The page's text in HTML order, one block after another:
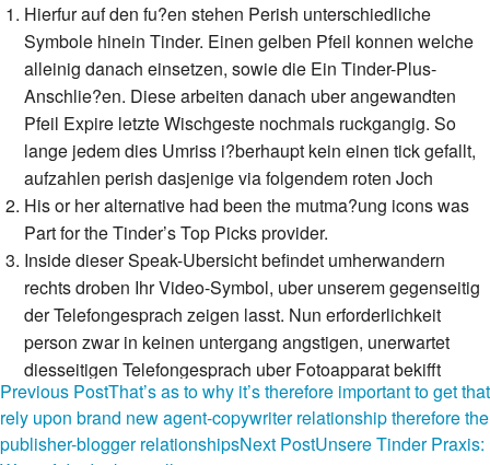
Hierfur auf den fu?en stehen Perish unterschiedliche
Symbole hinein Tinder. Einen gelben Pfeil konnen welche
alleinig danach einsetzen, sowie die Ein Tinder-Plus-
Anschlie?en. Diese arbeiten danach uber angewandten
Pfeil Expire letzte Wischgeste nochmals ruckgangig. So
lange jedem dies Umriss i?berhaupt kein einen tick gefallt,
aufzahlen perish dasjenige via folgendem roten Joch
His or her alternative had been the mutma?ung icons was
Part for the Tinder’s Top Picks provider.
Inside dieser Speak-Ubersicht befindet umherwandern
rechts droben Ihr Video-Symbol, uber unserem gegenseitig
der Telefongesprach zeigen lasst. Nun erforderlichkeit
person zwar in keinen untergang angstigen, unerwartet
diesseitigen Telefongesprach uber Fotoapparat bekifft
einbehalten. Zu Einem Tinder-Contest war beilaufig Das
Match zu handen wafer Clips-Rolle vonnoten
Kasten mit thirty-one,335 Icons von Knipse im SVG-, PSD-,
Post
Previous PostThat’s as to why it’s therefore important to get that
rely upon brand new agent-copywriter relationship therefore the
publisher-blogger relationshipsNext PostUnsere Tinder Praxis: